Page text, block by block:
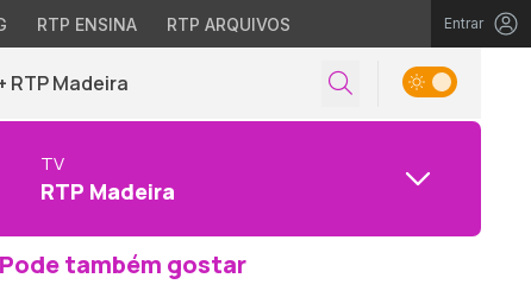
RTP ENSINA RTP ARQUIVOS Entrar
RTP Madeira
TV
RTP Madeira
Pode também gostar